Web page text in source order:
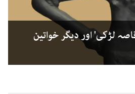
لڑکی' اور دیگر خواتین